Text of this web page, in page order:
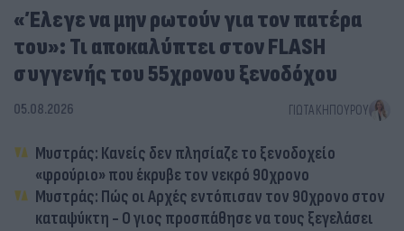
«Έλεγε να μην ρωτούν για τον πατέρα
του»: Τι αποκαλύπτει στον FLASH
συγγενής του 55χρονου ξενοδόχου
05.08.2026 ΓΙΏΤΑ ΚΗΠΟΥΡΟΎ
Μυστράς: Κανείς δεν πλησίαζε το ξενοδοχείο
«φρούριο» που έκρυβε τον νεκρό 90χρονο
Μυστράς: Πώς οι Αρχές εντόπισαν τον 90χρονο στον
καταψύκτη - Ο γιος προσπάθησε να τους ξεγελάσει